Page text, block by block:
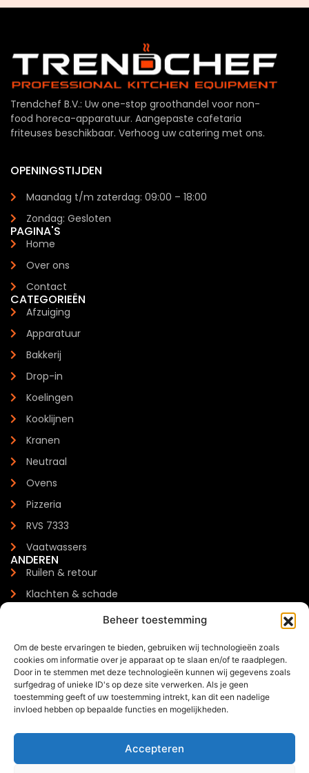
Beheer toestemming
Om de beste ervaringen te bieden, gebruiken wij technologieën zoals
cookies om informatie over je apparaat op te slaan en/of te raadplegen.
Door in te stemmen met deze technologieën kunnen wij gegevens zoals
surfgedrag of unieke ID's op deze site verwerken. Als je geen
toestemming geeft of uw toestemming intrekt, kan dit een nadelige
invloed hebben op bepaalde functies en mogelijkheden.
Accepteren
Trendchef B.V.: Uw one-stop groothandel voor non-
food horeca-apparatuur. Aangepaste cafetaria
friteuses beschikbaar. Verhoog uw catering met ons.
OPENINGSTIJDEN
Maandag t/m zaterdag: 09:00 – 18:00
Zondag: Gesloten
PAGINA'S
Home
Over ons
Contact
CATEGORIEËN
Afzuiging
Apparatuur
Bakkerij
Drop-in
Koelingen
Kooklijnen
Kranen
Neutraal
Ovens
Pizzeria
RVS 7333
Vaatwassers
ANDEREN
Ruilen & retour
Klachten & schade
Meest gestelde vragen
CONTACTGEGEVENS
Zilverenberg 34, 5234 GM 's-Hertogenbosch
+31 085 - 06 00 126